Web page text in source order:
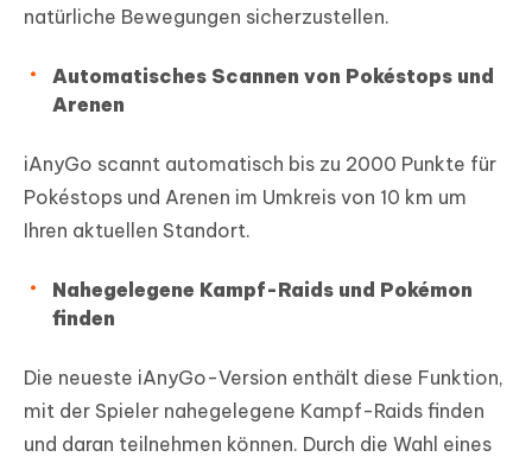
natürliche Bewegungen sicherzustellen.
Automatisches Scannen von Pokéstops und
Arenen
iAnyGo scannt automatisch bis zu 2000 Punkte für
Pokéstops und Arenen im Umkreis von 10 km um
Ihren aktuellen Standort.
Nahegelegene Kampf-Raids und Pokémon
finden
Die neueste iAnyGo-Version enthält diese Funktion,
mit der Spieler nahegelegene Kampf-Raids finden
und daran teilnehmen können. Durch die Wahl eines